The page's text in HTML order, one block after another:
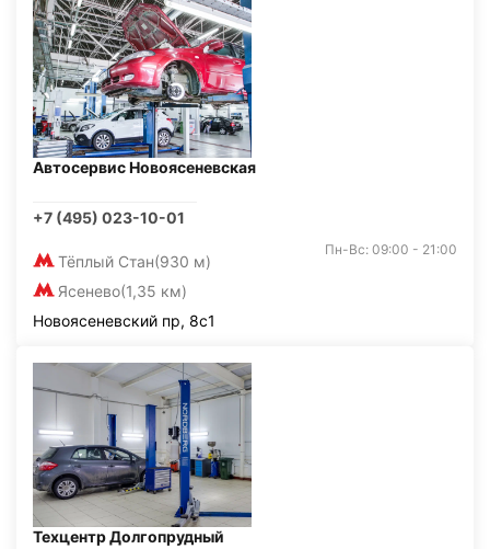
Автосервис Новоясеневская
+7 (495) 023-10-01
Тёплый Стан(930 м)
Ясенево(1,35 км)
Пн-Вс: 09:00 - 21:00
Новоясеневский пр, 8с1
Техцентр Долгопрудный